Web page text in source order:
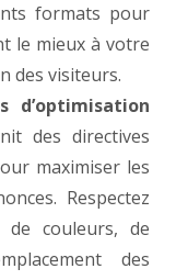
formats pour
le mieux à votre
des visiteurs.
d’optimisation
des directives
maximiser les
Respectez
de couleurs, de
des